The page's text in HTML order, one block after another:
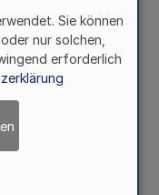
Sie können
nur solchen,
erforderlich